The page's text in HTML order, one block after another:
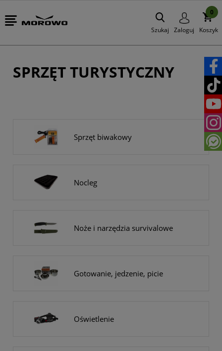
Szukaj Zaloguj Koszyk
0
SPRZĘT TURYSTYCZNY
Sprzęt biwakowy
Nocleg
Noże i narzędzia survivalowe
Gotowanie, jedzenie, picie
Oświetlenie